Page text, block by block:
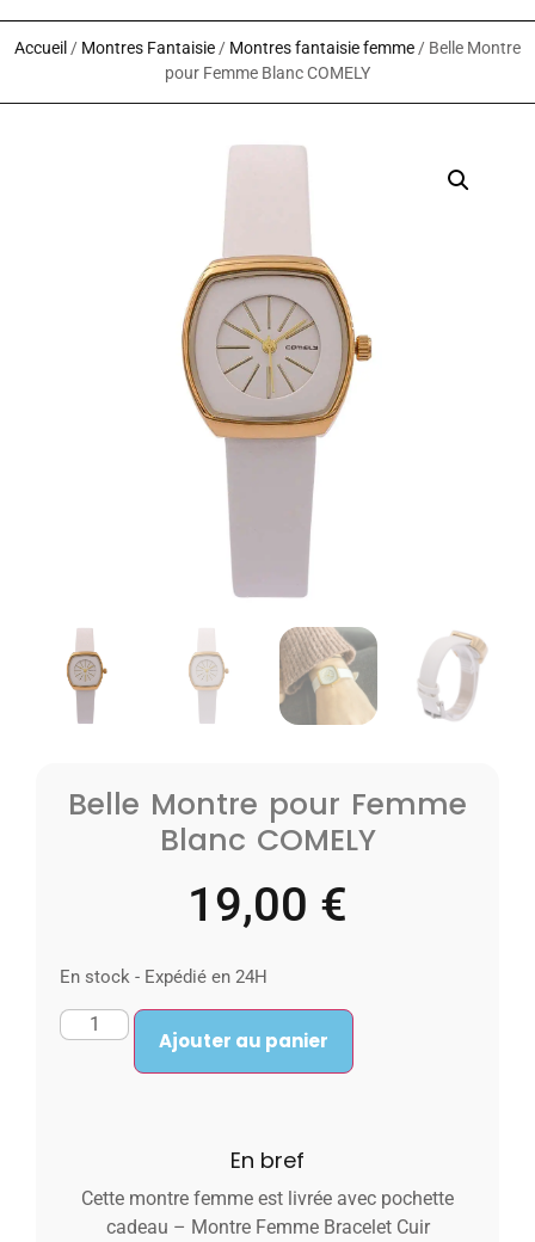
Accueil / Montres Fantaisie/ Montres fantaisie femme/ Belle Montre
pour Femme Blanc COMELY
Belle Montre pour Femme
Blanc COMELY
19,00 €
En stock - Expédié en 24H
Ajouter au panier
En bref
Cette montre femme est livrée avec pochette
cadeau – Montre Femme Bracelet Cuir